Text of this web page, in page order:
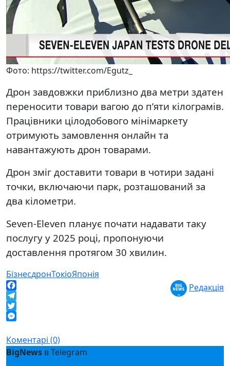
Фото: https://twitter.com/Egutz_
Дрон завдовжки приблизно два метри здатен
переносити товари вагою до п’яти кілограмів.
Працівники цілодобового мінімаркету
отримують замовлення онлайн та
навантажують дрон товарами.
Дрон зміг доставити товари в чотири задані
точки, включаючи парк, розташований за
два кілометри.
Seven-Eleven планує почати надавати таку
послугу у 2025 році, пропонуючи
доставлення протягом 30 хвилин.
БізнесдронТокіоЯпонія
Facebook
Telegram
Twitter
Редакція
Коментарі (0)
BigNews в Telegram